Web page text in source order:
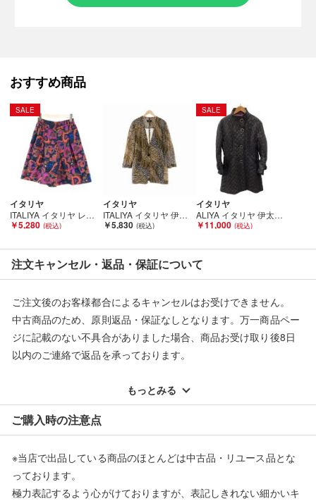
売切れの場合は、ご購入をキャンセルさせていただく場合がござ
います。】
■状態等は画像をご確認・ご参照下さい。
こちらの商品はお客様から買取させていただいた商品であり、
人の手を経た商品です。
■弊社からは、ご落札やご購入いただいた全てのお客様に評価を
行なっております。
評価ご不要のお客様は、ご落札・ご購入をお控えください。
■弊社（株式会社オカモトＲＭＣ）を装った偽装サイトにご注意
弊社（株式会社オカモトＲＭＣ）の商品画像や文章を無断盗用し
た『偽装サイト』を確認しておりますが、
当店とは一切関係がございませんのでご注意ください。
おすすめ商品
SALE
イタリヤ
ITALIYA イタリヤ レディース パンツ オレンジハート柄 サイズ7A2 ネイビー Bランク
￥5,280
イタリヤ
ITALIYA イタリヤ 伊太利屋 レディース ジャケット アニマル柄 サイズ7A2 ブラウン Bランク
￥5,830
SALE
イタリヤ
ALIYA イタリヤ 伊太利屋 レディース キルティング コート SIZE 11号 ブラック Bランク
￥11,000
注文キャンセル・返品・保証について
ご注文後のお客様都合によるキャンセルはお受けできません。
中古商品のため、原則返品・保証なしとなります。万一商品ペー
ジに記載のない不具合がありました場合、商品お受け取り後8日
以内のご連絡で返品を承っております。
配送料ともに当社負担で対応いたします。
※オンラインストアで購入頂いた商品は、店頭での返品はお受け
できません。また、商品の修理及び交換に関しては承ることがで
返品・交換について
もっとみる
ご購入時の注意点
※当店で出品している商品のほとんどは中古品・リユース品とな
っております。
極力表記するよう心がけておりますが、表記しきれない細かいキ